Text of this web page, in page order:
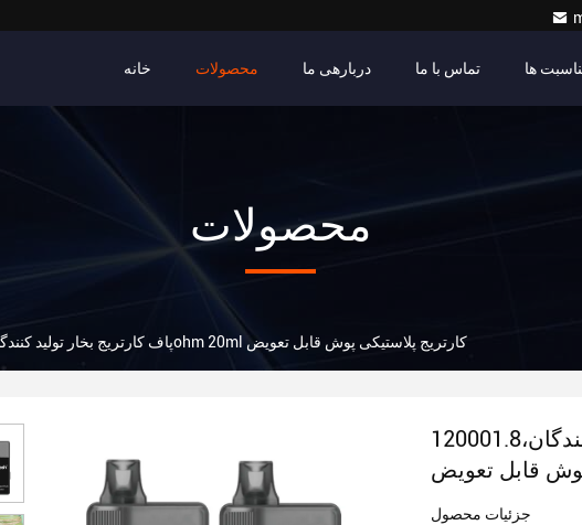
خانه محصولات دربارهی ما تماس با ما ها
محصولات
12000پاف کارتریج بخار تولید کنندگان،1.8ohm 20ml کارتریج پلاستیکی پوش قابل تعویض
12000پاف کارتریج بخار تولید کنندگان،1.8ohm 20ml
قابل تعویض
جزئیات محصول